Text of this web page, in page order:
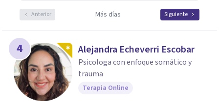
Anterior Más días Siguiente
4 Alejandra Echeverri Escobar
Psicologa con enfoque somático y
trauma
Terapia Online